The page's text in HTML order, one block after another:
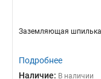
Заземляющая шпилька
Подробнее
Наличие: В наличии